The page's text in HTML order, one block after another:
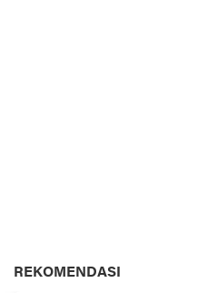
REKOMENDASI